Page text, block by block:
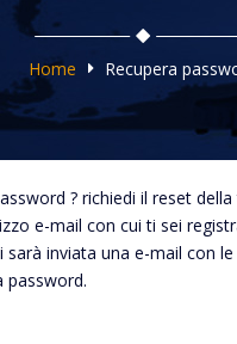
Home Recupera
? richiedi il reset
e-mail con cui ti sei
inviata una e-mail con
password.